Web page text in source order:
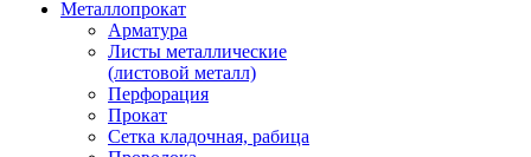
Металлопрокат
Арматура
Листы металлические
(листовой металл)
Перфорация
Прокат
Сетка кладочная, рабица